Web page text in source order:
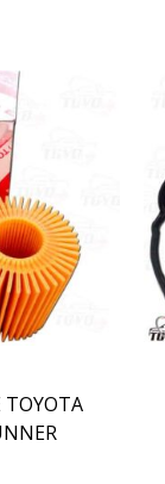
TOYOTA